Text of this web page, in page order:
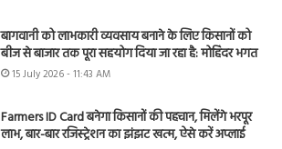
बागवानी को लाभकारी व्यवसाय बनाने के लिए किसानों को
बीज से बाजार तक पूरा सहयोग दिया जा रहा है: मोहिंदर भगत
15 July 2026 - 11:43 AM
Farmers ID Card बनेगा किसानों की पहचान, मिलेंगे भरपूर
लाभ, बार-बार रजिस्ट्रेशन का झंझट खत्म, ऐसे करें अप्लाई